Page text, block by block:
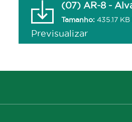
(07) AR-8 -
Tamanho: 435.17 KB
Previsualizar